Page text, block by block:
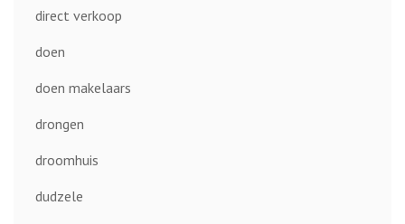
direct verkoop
doen
doen makelaars
drongen
droomhuis
dudzele